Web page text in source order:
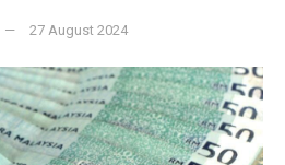
27 August 2024